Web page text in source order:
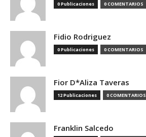
0 Publicaciones 0 COMENTARIOS
Fidio Rodriguez
0 Publicaciones 0 COMENTARIOS
Fior D*Aliza Taveras
12 Publicaciones 0 COMENTARIOS
Franklin Salcedo